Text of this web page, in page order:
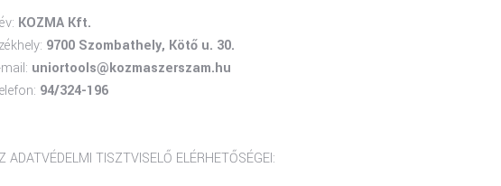
KOZMA Kft.
9700 Szombathely, Kötő u. 30.
uniortools@kozmaszerszam.hu
94/324-196
ADATVÉDELMI TISZTVISELŐ ELÉRHETŐSÉGEI: